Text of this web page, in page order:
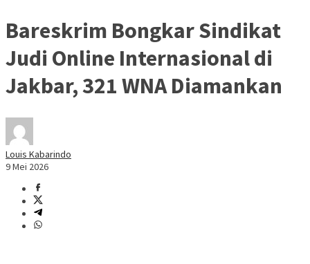
Bareskrim Bongkar Sindikat
Judi Online Internasional di
Jakbar, 321 WNA Diamankan
Louis Kabarindo
9 Mei 2026